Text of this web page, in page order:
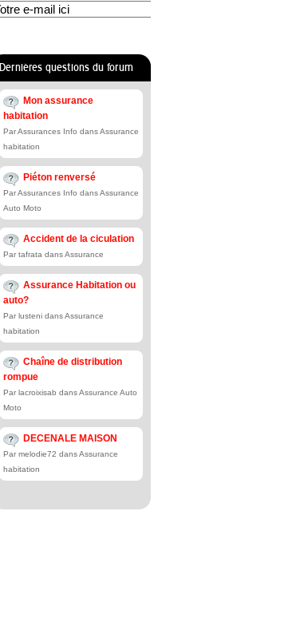
Dernières questions du forum
Mon assurance
habitation
Par Assurances Info dans Assurance
habitation
Piéton renversé
Par Assurances Info dans Assurance
Auto Moto
Accident de la ciculation
Par tafrata dans Assurance
Assurance Habitation ou
auto?
Par lusteni dans Assurance
habitation
Chaîne de distribution
rompue
Par lacroixisab dans Assurance Auto
Moto
DECENALE MAISON
Par melodie72 dans Assurance
habitation